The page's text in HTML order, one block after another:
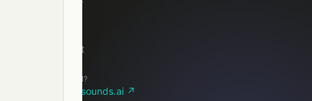
Glossar
Kontakt
Lieber KI?
telefonsounds.ai ↗